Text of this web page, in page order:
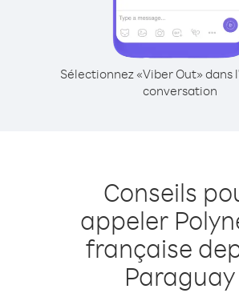
Sélectionnez «Viber Out» dans
conversation
Conseils
appeler
française
Paraguay